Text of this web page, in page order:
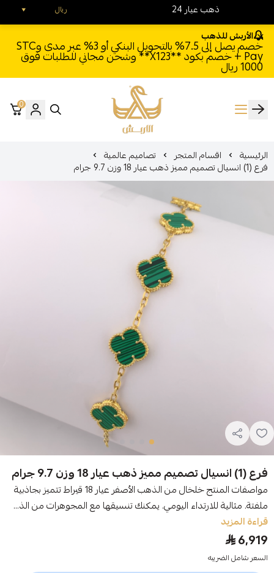
الأربش للذهب
خصم يصل إلى 7.5% بالتحويل البنكي أو 3% عبر مدى وSTC
Pay + خصم بكود **X123** وشحن مجاني للطلبات فوق
1000 ريال
الأربش للذهب
0
الرئيسية اقسام المتجر تصاميم عالمية
فرع (1) انسيال تصميم مميز ذهب عيار 18 وزن 9.7 جرام
فرع (1) انسيال تصميم مميز ذهب عيار 18 وزن 9.7 جرام
مواصفات المنتج خلخال من الذهب الأصفر عيار 18 قيراط تتميز بجاذبية
ملفتة. مثالية للارتداء اليومي. يمكنك تنسيقها مع المجوهرات من الذ...
قراءة المزيد
6,919
السعر شامل الضريبه
24 ذهب عيار ريال